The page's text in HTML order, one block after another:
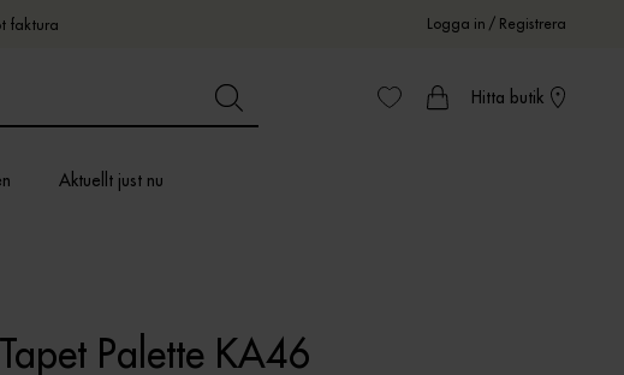
faktura Logga in / Registrera
Hitta butik
Aktuellt just nu
Tapet Palette KA46